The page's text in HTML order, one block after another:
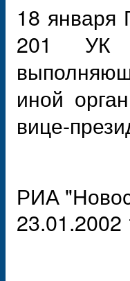
18 января
201 УК
иной
вице-
РИА
23.01.2002